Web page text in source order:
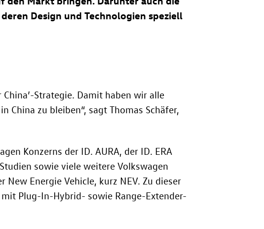
Design und Technologien speziell
Strategie. Damit haben wir alle
zu bleiben“, sagt Thomas Schäfer,
Konzerns der ID. AURA, der ID. ERA
sowie viele weitere Volkswagen
Energie Vehicle, kurz NEV. Zu dieser
Plug-In-Hybrid- sowie Range-Extender-